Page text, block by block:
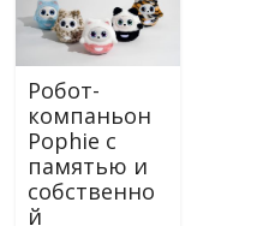
Робот-
компаньон
Pophie с
памятью и
собственно
й